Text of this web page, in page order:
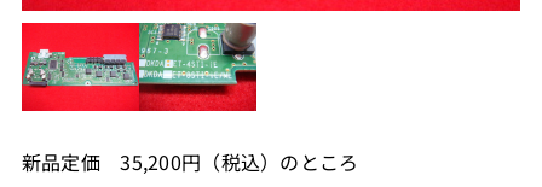
新品定価 35,200円（税込）のところ